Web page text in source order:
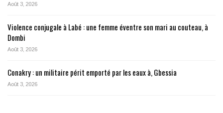
Août 3, 2026
Violence conjugale à Labé : une femme éventre son mari au couteau, à
Dombi
Août 3, 2026
Conakry : un militaire périt emporté par les eaux à, Gbessia
Août 3, 2026